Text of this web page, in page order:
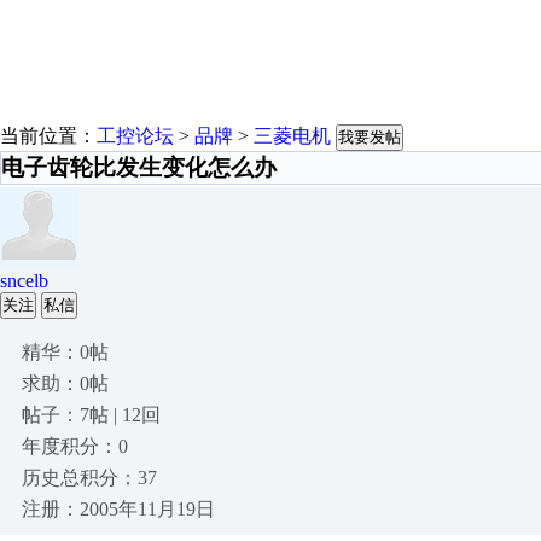
当前位置： 工控论坛 > 品牌 > 三菱电机 我要发帖
电子齿轮比发生变化怎么办
sncelb
关注 私信
精华：0帖
求助：0帖
帖子：7帖 | 12回
年度积分：0
历史总积分：37
注册：2005年11月19日